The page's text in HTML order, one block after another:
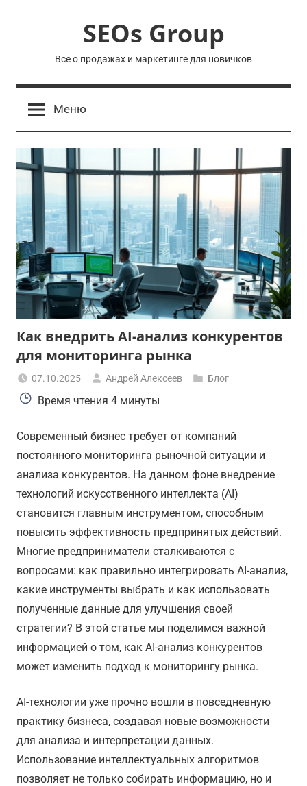
SEOs Group
Все о продажах и маркетинге для новичков
Меню
Как внедрить AI-анализ конкурентов
для мониторинга рынка
07.10.2025 Андрей Алексеев Блог
Время чтения 4 минуты
Современный бизнес требует от компаний
постоянного мониторинга рыночной ситуации и
анализа конкурентов. На данном фоне внедрение
технологий искусственного интеллекта (AI)
становится главным инструментом, способным
повысить эффективность предпринятых действий.
Многие предприниматели сталкиваются с
вопросами: как правильно интегрировать AI-анализ,
какие инструменты выбрать и как использовать
полученные данные для улучшения своей
стратегии? В этой статье мы поделимся важной
информацией о том, как AI-анализ конкурентов
может изменить подход к мониторингу рынка.
AI-технологии уже прочно вошли в повседневную
практику бизнеса, создавая новые возможности
для анализа и интерпретации данных.
Использование интеллектуальных алгоритмов
позволяет не только собирать информацию, но и